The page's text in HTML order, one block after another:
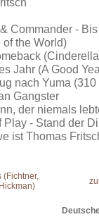
Commander -
the World)
Jahr (A Good
nach Yuma (310
Gangster
der niemals
Play - Stand der
ist Thomas
(Fichtner,